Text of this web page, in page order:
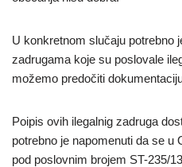
U konkretnom slučaju potrebno
zadrugama koje su poslovale
možemo predočiti
Poipis ovih ilegalnig zadruga
potrebno je napomenuti da se
pod poslovnim brojem ST-235/